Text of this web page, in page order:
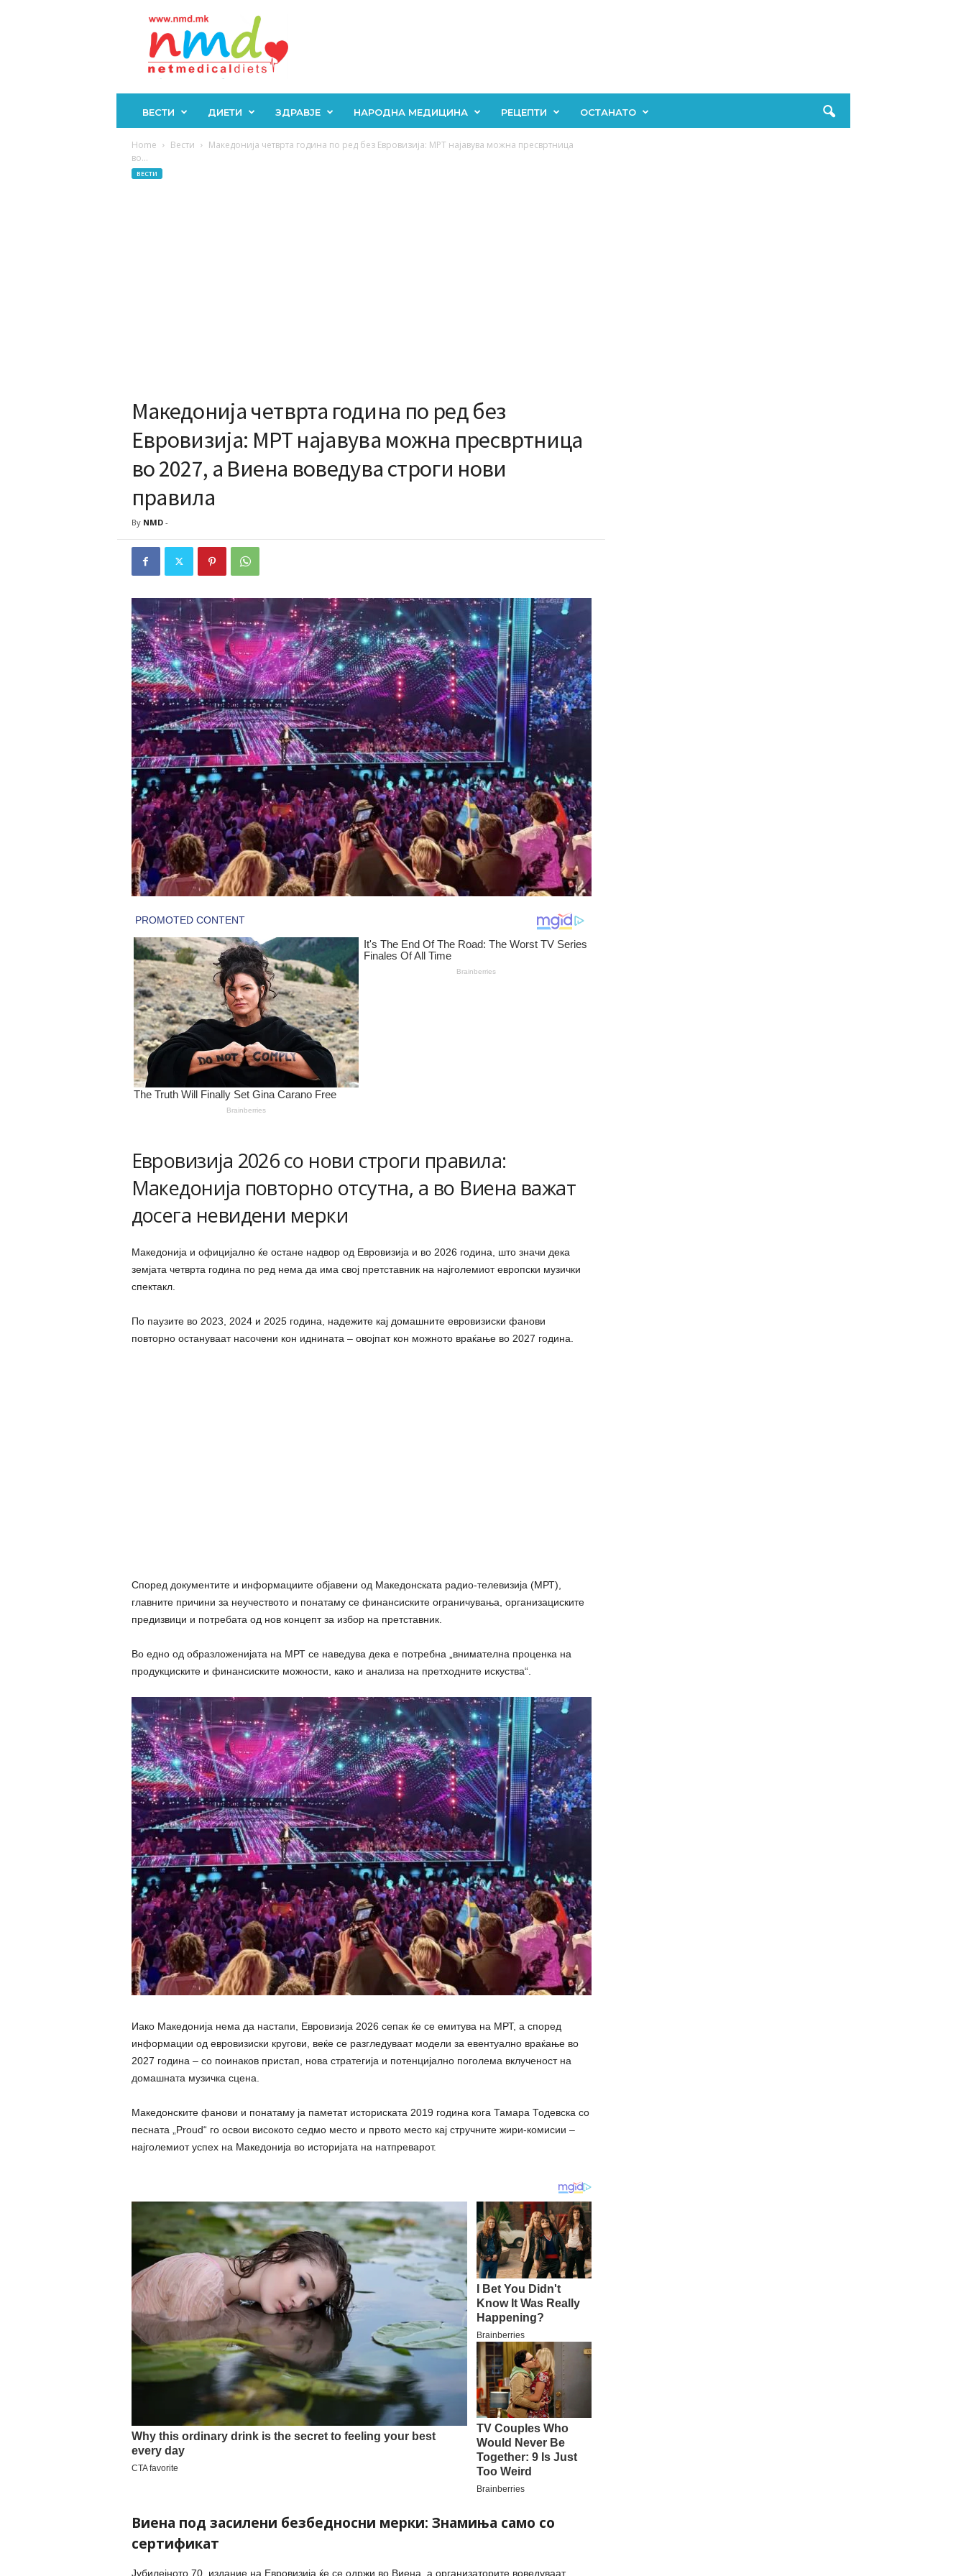
ВЕСТИ ДИЕТИ ЗДРАВЈЕ НАРОДНА МЕДИЦИНА РЕЦЕПТИ ОСТАНАТО
Home Вести
Македонија четврта година по pед без Евровизија: МРТ најавува можна пресвртница
во...
ВЕСТИ
Македонија четврта година по pед без
Евровизија: МРТ најавува можна пресвртница
во 2027, а Виена воведува строги нови
правила
By NMD-
Евровизија 2026 со нови строги правила:
Македонија повторно отсутна, а во Виена важат
досега невидени мерки
Македонија и официјално ќе остане надвор од Евровизија и во 2026 година, што значи дека
земјата четврта година по ред нема да има свој претставник на најголемиот европски музички
спектакл.
По паузите во 2023, 2024 и 2025 година, надежите кај домашните евровизиски фанови
повторно остануваат насочени кон иднината – овојпат кон можното враќање во 2027 година.
Според документите и информациите објавени од Македонската радио-телевизија (МРТ),
главните причини за неучеството и понатаму се финансиските ограничувања, организациските
предизвици и потребата од нов концепт за избор на претставник.
Во едно од образложенијата на МРТ се наведува дека е потребна „внимателна проценка на
продукциските и финансиските можности, како и анализа на претходните искуства“.
Иако Македонија нема да настапи, Евровизија 2026 сепак ќе се емитува на МРТ, а според
информации од евровизиски кругови, веќе се разгледуваат модели за евентуално враќање во
2027 година – со поинаков пристап, нова стратегија и потенцијално поголема вклученост на
домашната музичка сцена.
Македонските фанови и понатаму ја паметат историската 2019 година кога Тамара Тодевска со
песната „Proud“ го освои високото седмо место и првото место кај стручните жири-комисии –
најголемиот успех на Македонија во историјата на натпреварот.
Виена под засилени безбедносни мерки: Знамиња само со
сертификат
Јубилејното 70. издание на Евровизија ќе се одржи во Виена, а организаторите воведуваат